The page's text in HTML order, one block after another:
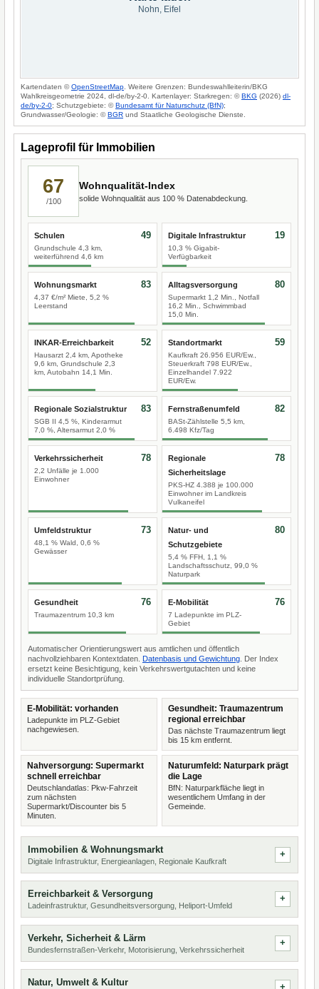
Nohn, Eifel
Kartendaten ©OpenStreetMap . Weitere Grenzen: Bundeswahlleiterin/BKG
Wahlkreisgeometrie 2024, dl-de/by-2-0. Kartenlayer: Starkregen: ©BKG (2026) dl-
de/by-2-0; Schutzgebiete: ©Bundesamt für Naturschutz (BfN);
Grundwasser/Geologie: ©BGR und Staatliche Geologische Dienste.
Lageprofil für Immobilien
67
/100
Wohnqualität-Index
solide Wohnqualität aus 100 % Datenabdeckung.
Schulen
Grundschule 4,3 km,
weiterführend 4,6 km
49 Digitale Infrastruktur
10,3 % Gigabit-
Verfügbarkeit
19
Wohnungsmarkt
4,37 €/m² Miete, 5,2 %
Leerstand
83 Alltagsversorgung
Supermarkt 1,2 Min., Notfall
16,2 Min., Schwimmbad
15,0 Min.
80
INKAR-Erreichbarkeit
Hausarzt 2,4 km, Apotheke
9,6 km, Grundschule 2,3
km, Autobahn 14,1 Min.
52 Standortmarkt
Kaufkraft 26.956 EUR/Ew.,
Steuerkraft 798 EUR/Ew.,
Einzelhandel 7.922
EUR/Ew.
59
Regionale Sozialstruktur
SGB II 4,5 %, Kinderarmut
7,0 %, Altersarmut 2,0 %
83 Fernstraßenumfeld
BASt-Zählstelle 5,5 km,
6.498 Kfz/Tag
82
Verkehrssicherheit
2,2 Unfälle je 1.000
Einwohner
78
Regionale
Sicherheitslage
PKS-HZ 4.388 je 100.000
Einwohner im Landkreis
Vulkaneifel
78
Umfeldstruktur
48,1 % Wald, 0,6 %
Gewässer
73
Natur- und
Schutzgebiete
5,4 % FFH, 1,1 %
Landschaftsschutz, 99,0 %
Naturpark
80
Gesundheit
Traumazentrum 10,3 km
76 E-Mobilität
7 Ladepunkte im PLZ-
Gebiet
76
Automatischer Orientierungswert aus amtlichen und öffentlich
nachvollziehbaren Kontextdaten. Datenbasis und Gewichtung . Der Index
ersetzt keine Besichtigung, kein Verkehrswertgutachten und keine
individuelle Standortprüfung.
E-Mobilität: vorhanden
Ladepunkte im PLZ-Gebiet
nachgewiesen.
Gesundheit: Traumazentrum
regional erreichbar
Das nächste Traumazentrum liegt
bis 15 km entfernt.
Nahversorgung: Supermarkt
schnell erreichbar
Deutschlandatlas: Pkw-Fahrzeit
zum nächsten
Supermarkt/Discounter bis 5
Minuten.
Naturumfeld: Naturpark prägt
die Lage
BfN: Naturparkfläche liegt in
wesentlichem Umfang in der
Gemeinde.
Immobilien & Wohnungsmarkt
Digitale Infrastruktur, Energieanlagen, Regionale Kaufkraft
Erreichbarkeit & Versorgung
Ladeinfrastruktur, Gesundheitsversorgung, Heliport-Umfeld
Verkehr, Sicherheit & Lärm
Bundesfernstraßen-Verkehr, Motorisierung, Verkehrssicherheit
Natur, Umwelt & Kultur